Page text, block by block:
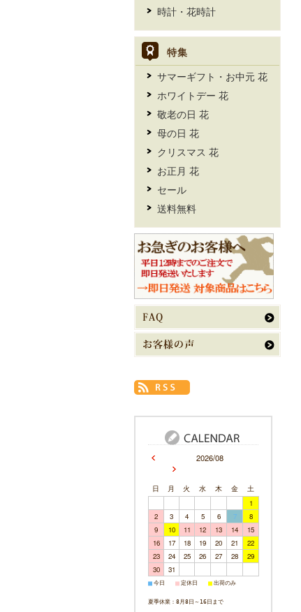
時計・花時計
特集
サマーギフト・お中元 花
ホワイトデー 花
敬老の日 花
母の日 花
クリスマス 花
お正月 花
セール
送料無料
2026/08
日 月 火 水 木 金
土
1
2
3 4 5 6 7
8
9
10 11 12 13 14
15
16
17 18 19 20 21
22
23
24 25 26 27 28
29
30
31
■ 今日 ■ 定休日 ■ 出荷のみ
夏季休業：8月8日～16日まで